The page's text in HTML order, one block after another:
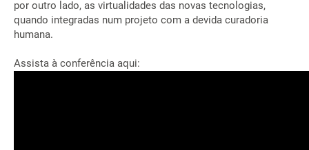
por outro lado, as virtualidades das novas tecnologias,
quando integradas num projeto com a devida curadoria
humana.
Assista à conferência aqui: